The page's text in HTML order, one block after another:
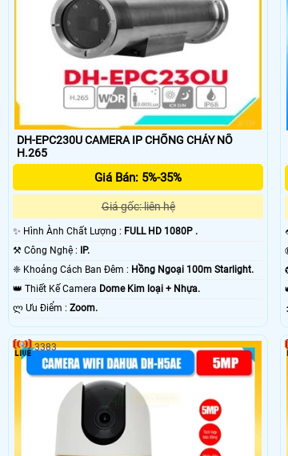
DH-EPC230U CAMERA IP CHỐNG CHÁY NỔ
H.265
Giá Bán: 5%-35%
Giá gốc: liên hệ
✨ Hình Ành Chất Lượng : FULL HD 1080P .
⚒ Công Nghệ : IP.
❈ Khoảng Cách Ban Đêm : Hồng Ngoại 100m Starlight.
👑 Thiết Kế Camera Dome Kim loại + Nhựa.
️ლ Ưu Điểm : Zoom.
3383